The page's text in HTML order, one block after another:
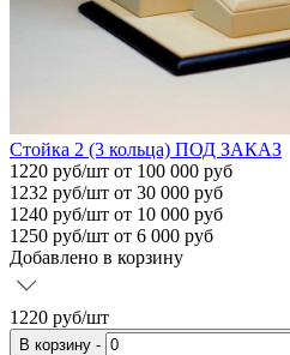
Стойка 2 (3 кольца) ПОД ЗАКАЗ
1220 руб/шт от 100 000 руб
1232 руб/шт от 30 000 руб
1240 руб/шт от 10 000 руб
1250 руб/шт от 6 000 руб
Добавлено в корзину
1220 руб/шт
В корзину -